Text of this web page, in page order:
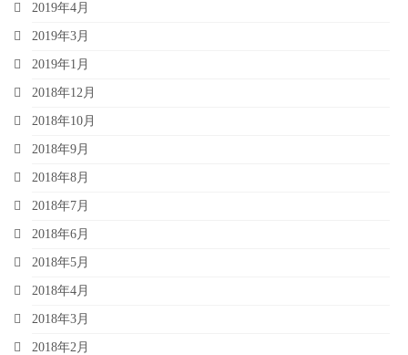
2019年4月
2019年3月
2019年1月
2018年12月
2018年10月
2018年9月
2018年8月
2018年7月
2018年6月
2018年5月
2018年4月
2018年3月
2018年2月